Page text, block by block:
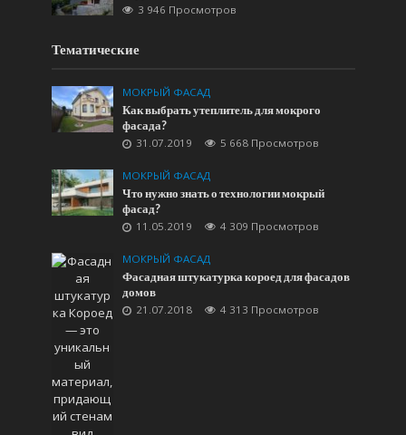
3 946 Просмотров
Тематические
МОКРЫЙ ФАСАД
Как выбрать утеплитель для мокрого
фасада?
31.07.2019
5 668 Просмотров
МОКРЫЙ ФАСАД
Что нужно знать о технологии мокрый
фасад?
11.05.2019
4 309 Просмотров
МОКРЫЙ ФАСАД
Фасадная штукатурка короед для фасадов
домов
21.07.2018
4 313 Просмотров